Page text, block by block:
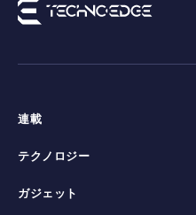
連載
テクノロジー
ガジェット